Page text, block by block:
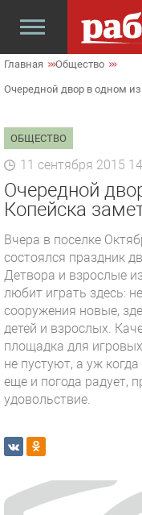
Главная Общество
Очередной двор в одном
ОБЩЕСТВО
11 сентября 2015
Очередной
Копейска
Вчера в поселке
состоялся праздник
Детвора и взрослые
любит играть здесь:
сооружения новые,
детей и взрослых.
площадка для
не пустуют, а уж
еще и погода радует,
удовольствие.